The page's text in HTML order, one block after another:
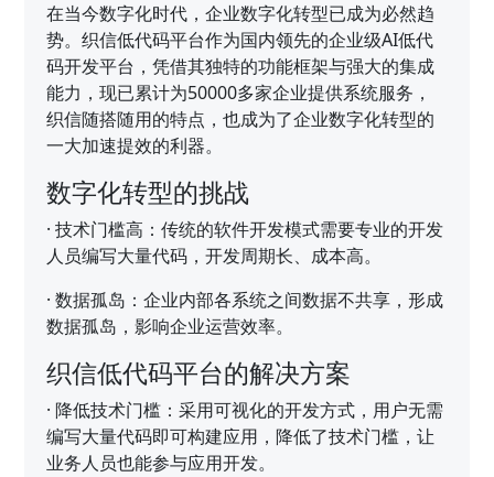
在当今数字化时代，企业数字化转型已成为必然趋
势。织信低代码平台作为国内领先的企业级AI低代
码开发平台，凭借其独特的功能框架与强大的集成
能力，现已累计为50000多家企业提供系统服务，
织信随搭随用的特点，也成为了企业数字化转型的
一大加速提效的利器。
数字化转型的挑战
·技术门槛高：传统的软件开发模式需要专业的开发
人员编写大量代码，开发周期长、成本高。
·数据孤岛：企业内部各系统之间数据不共享，形成
数据孤岛，影响企业运营效率。
织信低代码平台的解决方案
·降低技术门槛：采用可视化的开发方式，用户无需
编写大量代码即可构建应用，降低了技术门槛，让
业务人员也能参与应用开发。